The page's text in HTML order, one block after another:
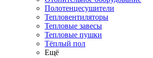
Полотенцесушители
Тепловентиляторы
Тепловые завесы
Тепловые пушки
Тёплый пол
Ещё